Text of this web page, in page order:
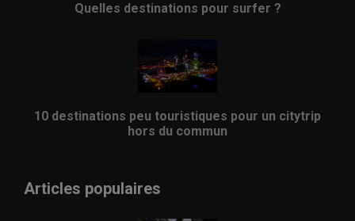
Quelles destinations pour surfer ?
10 destinations peu touristiques pour un citytrip
hors du commun
Articles populaires